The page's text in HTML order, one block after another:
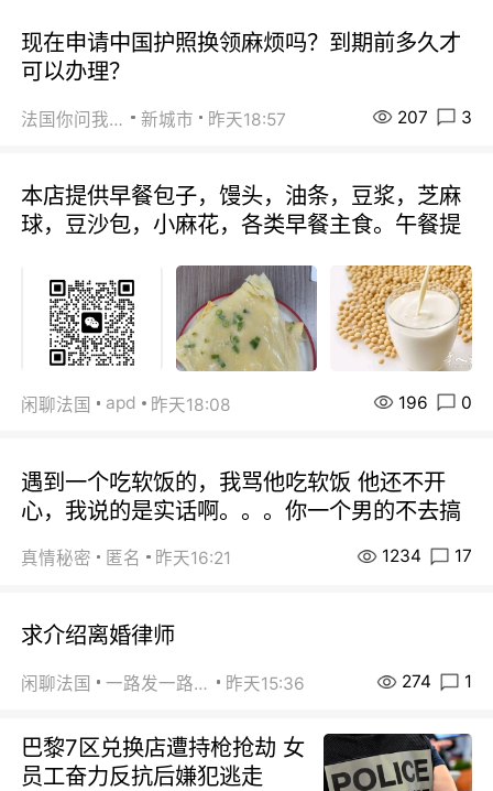
现在申请中国护照换领麻烦吗？到期前多久才
可以办理？
法国你问我答 新城市 昨天18:57 207 3
本店提供早餐包子，馒头，油条，豆浆，芝麻
球，豆沙包，小麻花，各类早餐主食。午餐提
闲聊法国 apd 昨天18:08 196 0
遇到一个吃软饭的，我骂他吃软饭 他还不开
心，我说的是实话啊。。。你一个男的不去搞
真情秘密 匿名 昨天16:21 1234 17
求介绍离婚律师
闲聊法国 一路发一路发 昨天15:36 274 1
巴黎7区兑换店遭持枪抢劫 女
员工奋力反抗后嫌犯逃走